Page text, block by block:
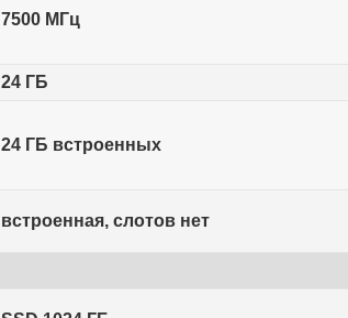
7500 МГц
24 ГБ
24 ГБ встроенных
встроенная, слотов нет